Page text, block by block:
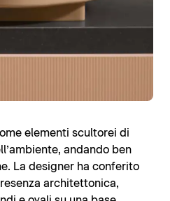
elementi scultorei di
andando ben
La designer ha conferito
architettonica,